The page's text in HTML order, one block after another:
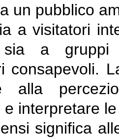
un pubblico
a visitatori
a gruppi
consapevoli.
alla
e interpretare
significa